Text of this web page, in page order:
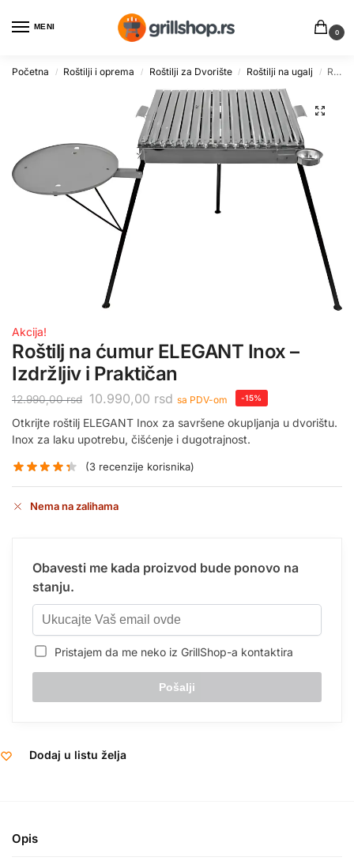
MENI
0
Početna / Roštilji i oprema / Roštilji za Dvorište / Roštilji na ugalj / Roštilj na ćumur ELEGANT Inox – Izdržljiv i Praktičan
Akcija!
Roštilj na ćumur ELEGANT Inox –
Izdržljiv i Praktičan
12.990,00rsd 10.990,00 rsd sa PDV-om -15%
Otkrijte roštilj ELEGANT Inox za savršene okupljanja u dvorištu.
Inox za laku upotrebu, čišćenje i dugotrajnost.
(3 recenzije korisnika)
Nema na zalihama
Obavesti me kada proizvod bude ponovo na
stanju.
Pristajem da me neko iz GrillShop-a kontaktira
Dodaj u listu želja
Opis